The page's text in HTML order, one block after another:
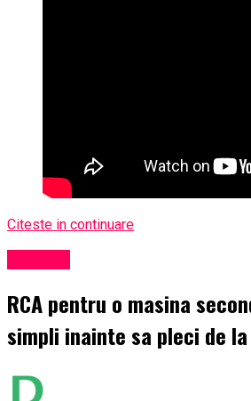
Citeste in continuare
RCA pentru o masina
simpli inainte sa pleci de